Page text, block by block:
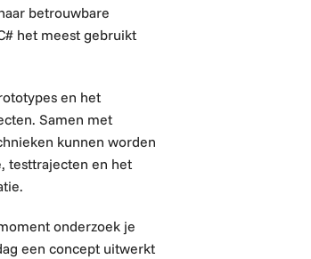
betrouwbare
het meest gebruikt
en het
Samen met
kunnen worden
testtrajecten en het
onderzoek je
een concept uitwerkt